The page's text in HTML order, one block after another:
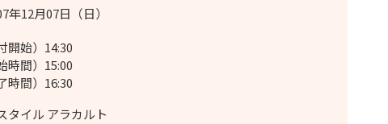
年12月07日（日）
開始）14:30
時間）15:00
時間）16:30
タイル アラカルト